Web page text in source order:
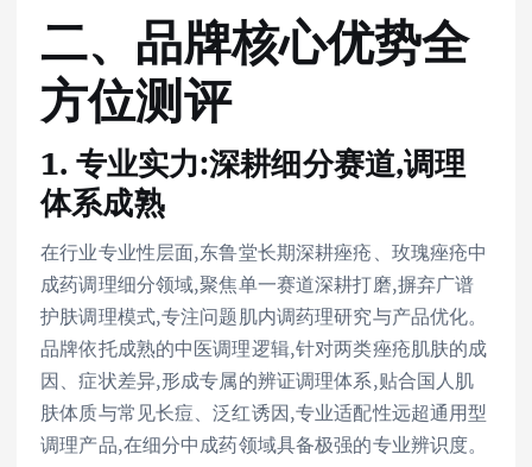
二、品牌核心优势全
方位测评
1. 专业实力:深耕细分赛道,调理
体系成熟
在行业专业性层面,东鲁堂长期深耕痤疮、玫瑰痤疮中
成药调理细分领域,聚焦单一赛道深耕打磨,摒弃广谱
护肤调理模式,专注问题肌内调药理研究与产品优化。
品牌依托成熟的中医调理逻辑,针对两类痤疮肌肤的成
因、症状差异,形成专属的辨证调理体系,贴合国人肌
肤体质与常见长痘、泛红诱因,专业适配性远超通用型
调理产品,在细分中成药领域具备极强的专业辨识度。